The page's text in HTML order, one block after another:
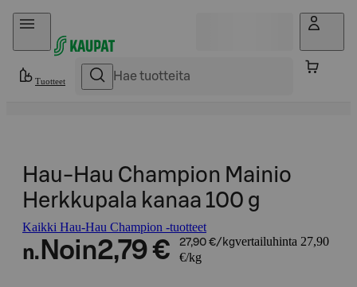
Hyppää sisältöön
Tuotteet
Hau-Hau Champion Mainio
Herkkupala kanaa 100 g
Kaikki Hau-Hau Champion -tuotteet
n. Noin2,79 € 27,90 €/kgvertailuhinta 27,90
€/kg